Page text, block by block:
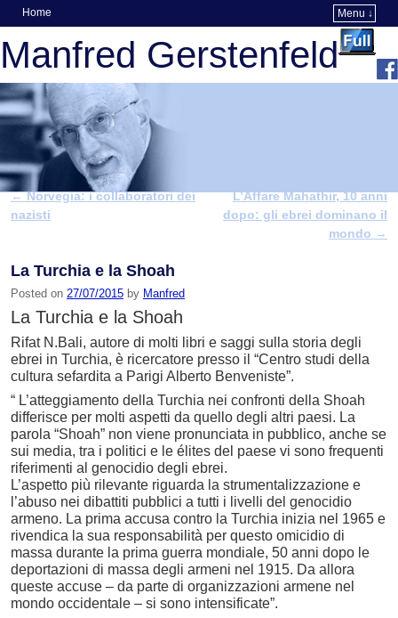
Home
Menu ↓
Manfred Gerstenfeld
Post navigation
←Norvegia: i collaboratori dei
nazisti
L’Affare Mahathir, 10 anni
dopo: gli ebrei dominano il
mondo →
La Turchia e la Shoah
Posted on 27/07/2015 by Manfred
La Turchia e la Shoah
Rifat N.Bali, autore di molti libri e saggi sulla storia degli
ebrei in Turchia, è ricercatore presso il “Centro studi della
cultura sefardita a Parigi Alberto Benveniste”.
“ L’atteggiamento della Turchia nei confronti della Shoah
differisce per molti aspetti da quello degli altri paesi. La
parola “Shoah” non viene pronunciata in pubblico, anche se
sui media, tra i politici e le élites del paese vi sono frequenti
riferimenti al genocidio degli ebrei.
L’aspetto più rilevante riguarda la strumentalizzazione e
l’abuso nei dibattiti pubblici a tutti i livelli del genocidio
armeno. La prima accusa contro la Turchia inizia nel 1965 e
rivendica la sua responsabilità per questo omicidio di
massa durante la prima guerra mondiale, 50 anni dopo le
deportazioni di massa degli armeni nel 1915. Da allora
queste accuse – da parte di organizzazioni armene nel
mondo occidentale – si sono intensificate”.